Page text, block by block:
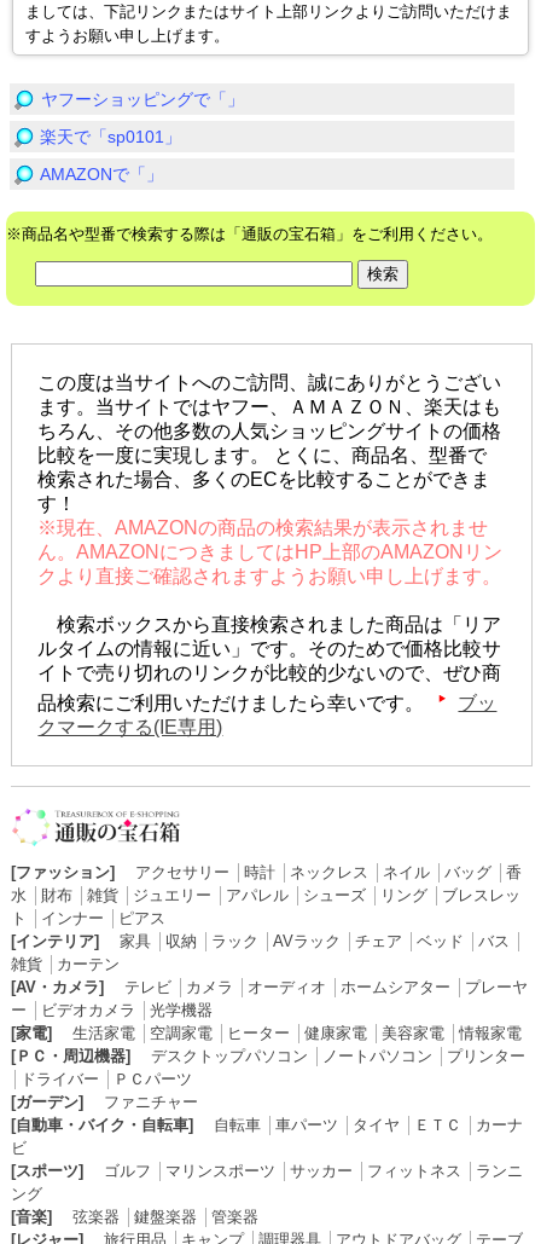
ましては、下記リンクまたはサイト上部リンクよりご訪問いただけま
すようお願い申し上げます。
ヤフーショッピングで「」
楽天で「sp0101」
AMAZONで「」
※商品名や型番で検索する際は「通販の宝石箱」をご利用ください。
この度は当サイトへのご訪問、誠にありがとうござい
ます。当サイトではヤフー、ＡＭＡＺＯＮ、楽天はも
ちろん、その他多数の人気ショッピングサイトの価格
比較を一度に実現します。 とくに、商品名、型番で
検索された場合、多くのECを比較することができま
す！
※現在、AMAZONの商品の検索結果が表示されませ
ん。AMAZONにつきましてはHP上部のAMAZONリン
クより直接ご確認されますようお願い申し上げます。
検索ボックスから直接検索されました商品は「リア
ルタイムの情報に近い」です。そのためで価格比較サ
イトで売り切れのリンクが比較的少ないので、ぜひ商
品検索にご利用いただけましたら幸いです。
ブッ
クマークする(IE専用)
[ファッション] アクセサリー 時計│ ネックレス ネイル│ バッグ│ 香
水
財布│ 雑貨│ ジュエリー アパレル│ シューズ│ リング│ ブレスレッ
ト
インナー
ピアス
[インテリア]
家具│ 収納 ラック AVラック チェア ベッド バス
雑貨│ カーテン
[AV・カメラ]
テレビ│ カメラ オーディオ ホームシアター
プレーヤ
ー
ビデオカメラ
光学機器
[家電]
生活家電│ 空調家電│ ヒーター 健康家電│ 美容家電│情報家電
[ＰＣ・周辺機器]
デスクトップパソコン ノートパソコン
プリンター
ドライバー
ＰＣパーツ
[ガーデン]
ファニチャー
[自動車・バイク・自転車]
自転車│ 車パーツ タイヤ ＥＴＣ
カーナ
ビ
[スポーツ]
ゴルフ マリンスポーツ サッカー フィットネス
ランニ
ング
[音楽]
弦楽器 鍵盤楽器
管楽器
[レジャー]
旅行用品 キャンプ│ 調理器具│ アウトドアバッグ│ テーブ